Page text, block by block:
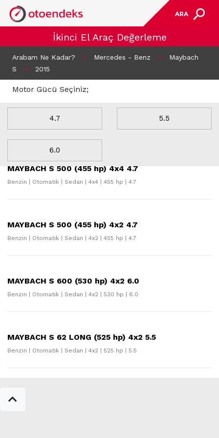
ARA
İkinci El Araç Değerleme
Arabam Ne Kadar? > Mercedes - Benz >
Maybach
S
> 2015
Motor Gücü Seçiniz;
4.7 5.5
6.0
4 Sonuç Bulundu
MAYBACH S 500 (455 hp) 4x4 4.7
Benzin | Otomatik | Sedan | 4x4 | 455 hp | 4.7
MAYBACH S 500 (455 hp) 4x2 4.7
Benzin | Otomatik | Sedan | 4x2 | 455 hp | 4.7
MAYBACH S 600 (530 hp) 4x2 6.0
Benzin | Otomatik | Sedan | 4x2 | 530 hp | 6.0
MAYBACH S 62 LONG (525 hp) 4x2 5.5
Benzin | Otomatik | Sedan | 4x2 | 525 hp | 5.5